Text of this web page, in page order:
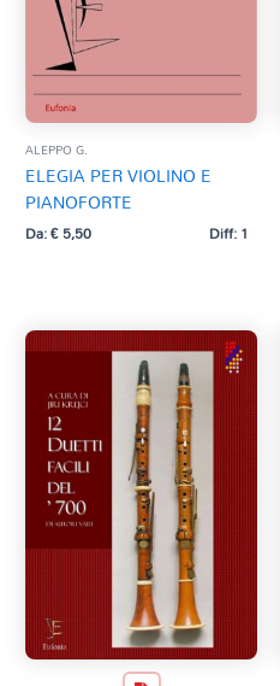
ALEPPO G.
ELEGIA PER VIOLINO E
PIANOFORTE
Da:€5,50 Diff: 1